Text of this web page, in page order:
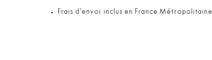
Frais d'envoi inclus en France Métropolitaine